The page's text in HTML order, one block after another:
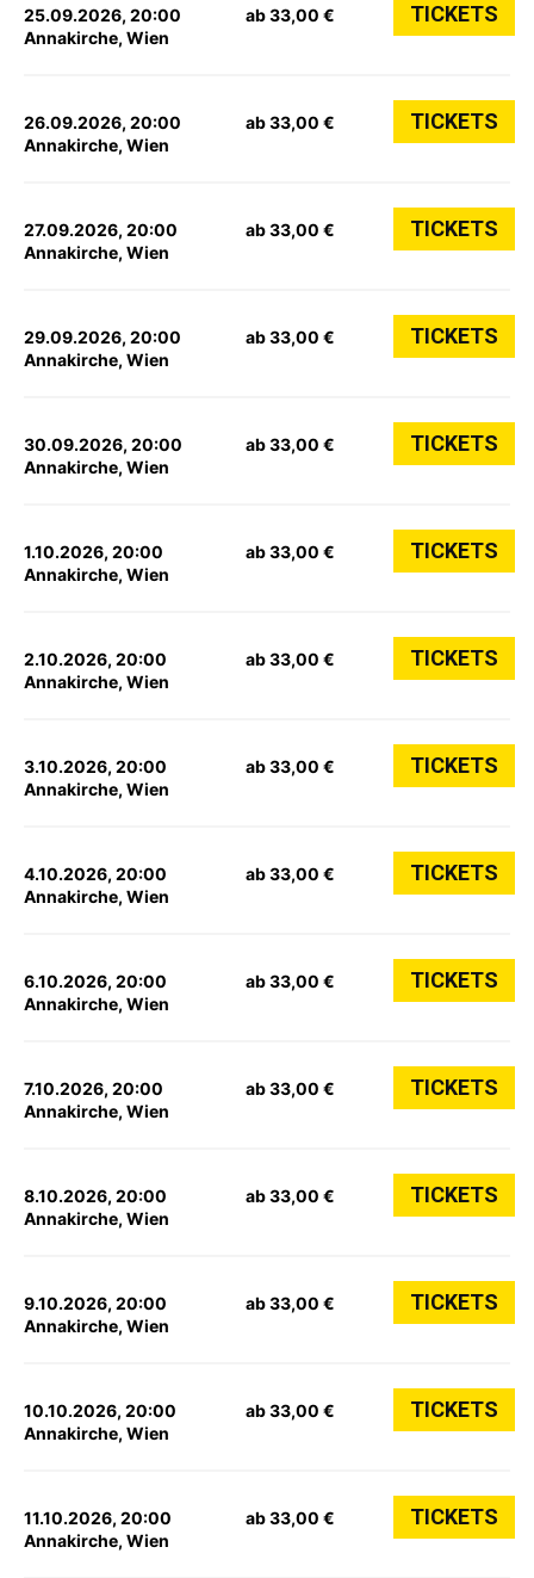
25.09.2026, 20:00
Annakirche, Wien
ab 33,00 € TICKETS
26.09.2026, 20:00
Annakirche, Wien
ab 33,00 € TICKETS
27.09.2026, 20:00
Annakirche, Wien
ab 33,00 € TICKETS
29.09.2026, 20:00
Annakirche, Wien
ab 33,00 € TICKETS
30.09.2026, 20:00
Annakirche, Wien
ab 33,00 € TICKETS
1.10.2026, 20:00
Annakirche, Wien
ab 33,00 € TICKETS
2.10.2026, 20:00
Annakirche, Wien
ab 33,00 € TICKETS
3.10.2026, 20:00
Annakirche, Wien
ab 33,00 € TICKETS
4.10.2026, 20:00
Annakirche, Wien
ab 33,00 € TICKETS
6.10.2026, 20:00
Annakirche, Wien
ab 33,00 € TICKETS
7.10.2026, 20:00
Annakirche, Wien
ab 33,00 € TICKETS
8.10.2026, 20:00
Annakirche, Wien
ab 33,00 € TICKETS
9.10.2026, 20:00
Annakirche, Wien
ab 33,00 € TICKETS
10.10.2026, 20:00
Annakirche, Wien
ab 33,00 € TICKETS
11.10.2026, 20:00
Annakirche, Wien
ab 33,00 € TICKETS